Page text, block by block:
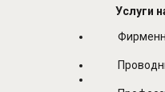
Услуги
ОГРНИП 320784700156625